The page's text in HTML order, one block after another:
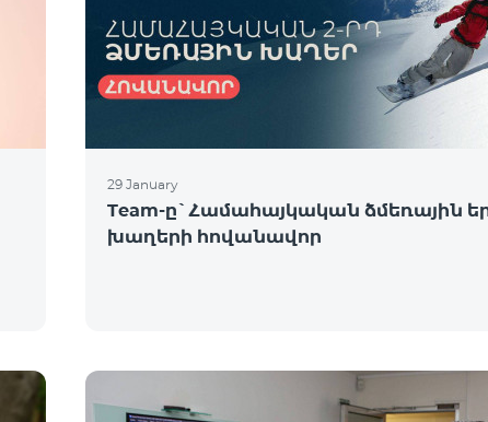
29 January
Team-ը`Համահայկական ձմեռային
խաղերի հովանավոր